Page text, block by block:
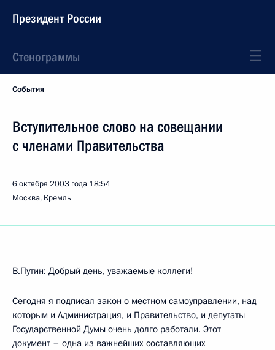
Президент России
Стенограммы
События
Вступительное слово на совещании
с членами Правительства
6 октября 2003 года 18:54
Москва, Кремль
В.Путин: Добрый день, уважаемые коллеги!
Сегодня я подписал закон о местном самоуправлении, над
которым и Администрация, и Правительство, и депутаты
Государственной Думы очень долго работали. Этот
документ – одна из важнейших составляющих